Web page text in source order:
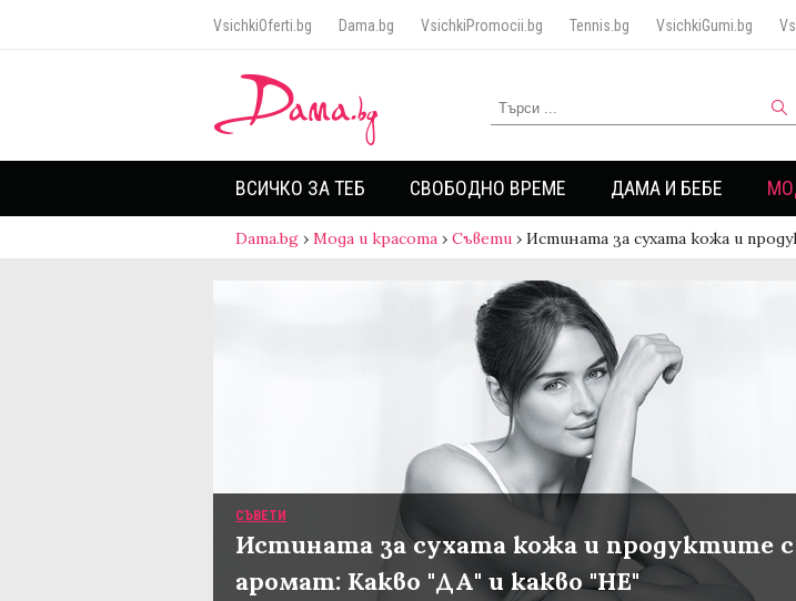
VsichkiOferti.bg Dama.bg VsichkiPromocii.bg Tennis.bg VsichkiGumi.bg
ВСИЧКО ЗА ТЕБ СВОБОДНО ВРЕМЕ ДАМА И БЕБЕ
Dama.bg › Мода и красота › Съвети › Истината за сухата кожа и
СЪВЕТИ
Истината за сухата кожа и продуктите с
аромат: Какво "ДА" и какво "НЕ"